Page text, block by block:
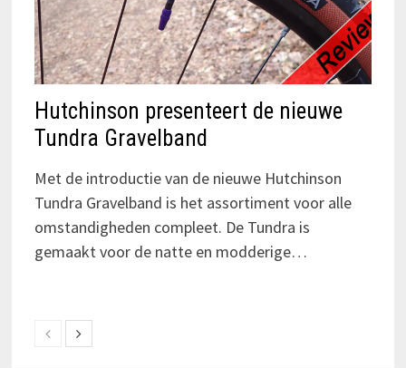
Hutchinson presenteert de nieuwe
Tundra Gravelband
Met de introductie van de nieuwe Hutchinson
Tundra Gravelband is het assortiment voor alle
omstandigheden compleet. De Tundra is
gemaakt voor de natte en modderige…